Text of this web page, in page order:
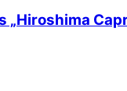
„Hiroshima